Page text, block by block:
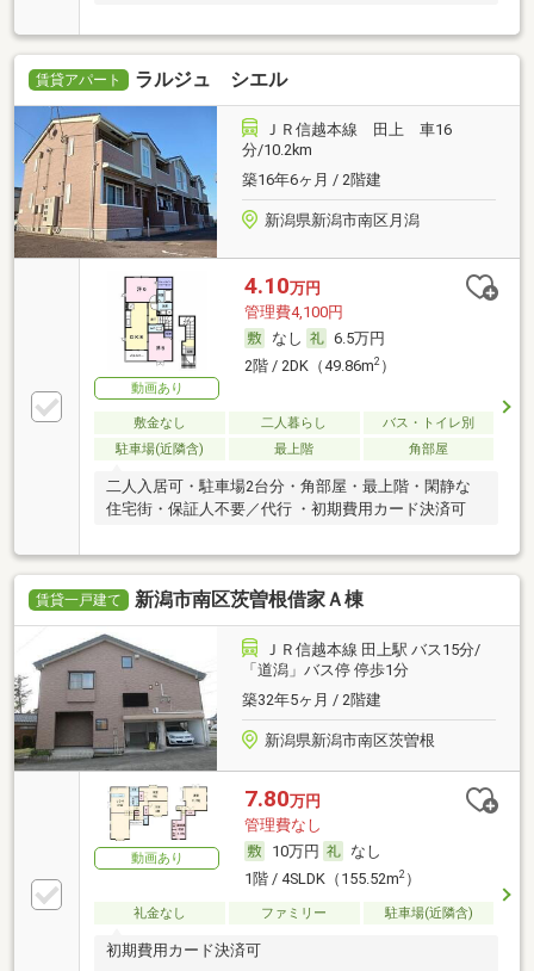
賃貸アパート ラルジュ シエル
ＪＲ信越本線 田上 車16
分/10.2km
築16年6ヶ月 / 2階建
新潟県新潟市南区月潟
動画あり
4.10万円
管理費4,100円
なし
6.5万円
2階 / 2DK（49.86m2）
敷金なし 二人暮らし
バス・トイレ別
駐車場(近隣含)
最上階 角部屋
二人入居可・駐車場2台分・角部屋・最上階・閑静な
住宅街・保証人不要／代行 ・初期費用カード決済可
賃貸一戸建て 新潟市南区茨曽根借家Ａ棟
ＪＲ信越本線 田上駅 バス15分/
「道潟」バス停 停歩1分
築32年5ヶ月 / 2階建
新潟県新潟市南区茨曽根
動画あり
7.80万円
管理費なし
10万円
なし
1階 / 4SLDK（155.52m2）
礼金なし ファミリー 駐車場(近隣含)
初期費用カード決済可